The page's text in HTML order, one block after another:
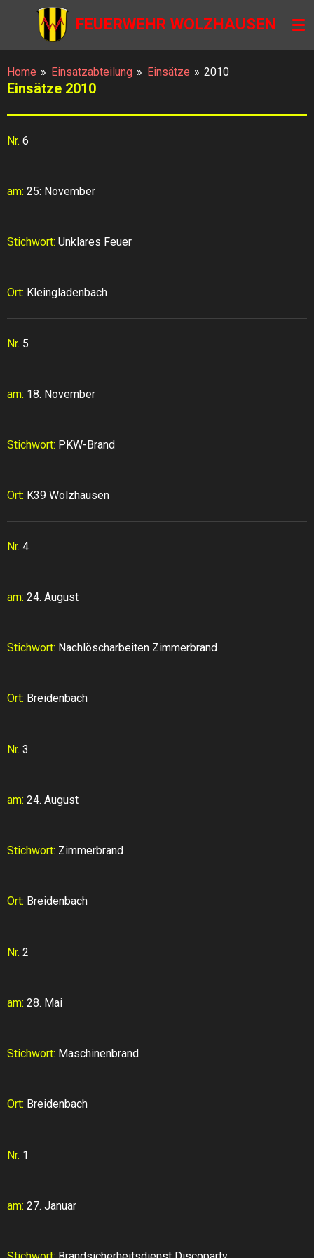
Hauptinhalt
springen
FEUERWEHR WOLZHAUSEN
Home » Einsatzabteilung » Einsätze » 2010
Einsätze 2010
Nr. 6
am: 25: November
Stichwort: Unklares Feuer
Ort: Kleingladenbach
Nr. 5
am: 18. November
Stichwort: PKW-Brand
Ort: K39 Wolzhausen
Nr. 4
am: 24. August
Stichwort: Nachlöscharbeiten Zimmerbrand
Ort: Breidenbach
Nr. 3
am: 24. August
Stichwort: Zimmerbrand
Ort: Breidenbach
Nr. 2
am: 28. Mai
Stichwort: Maschinenbrand
Ort: Breidenbach
Nr. 1
am: 27. Januar